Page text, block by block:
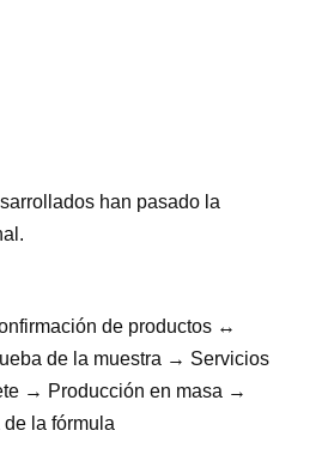
han pasado la
de productos ↔
de la muestra → Servicios
→ Producción en masa →
la fórmula